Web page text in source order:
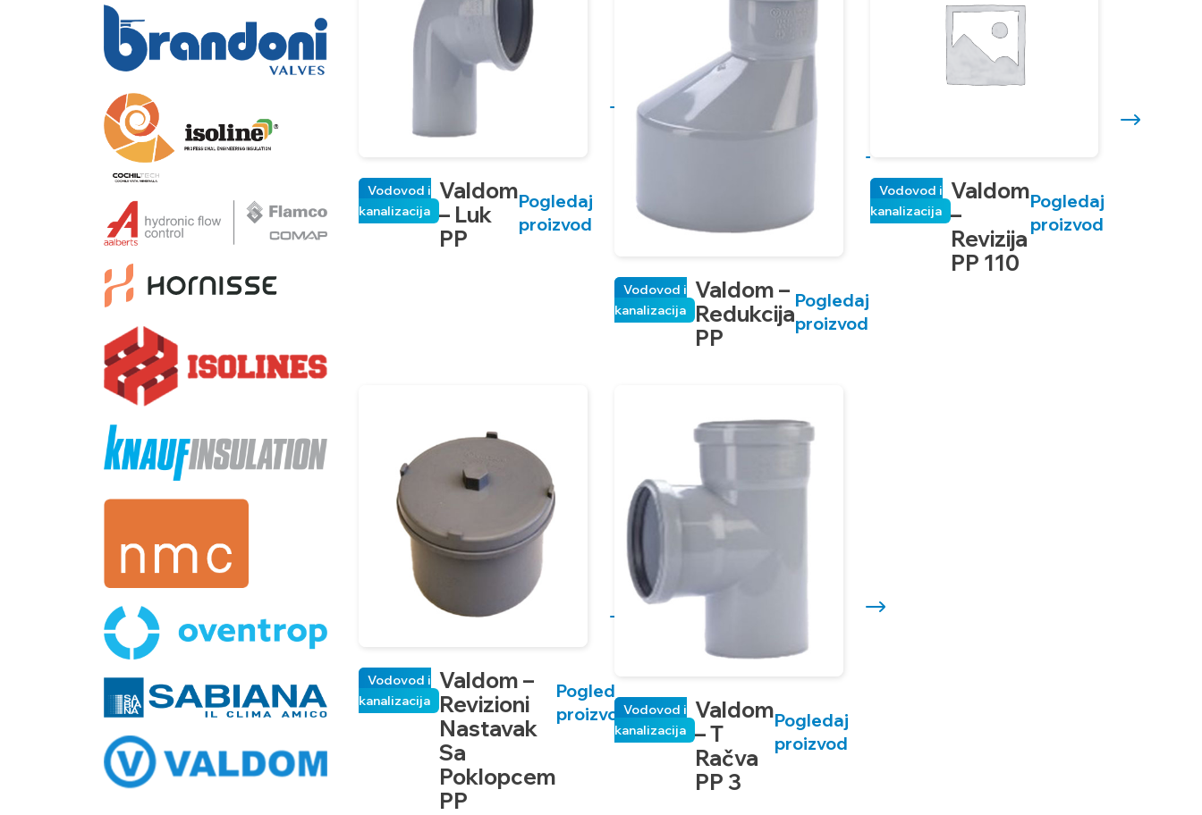
Valdom
– Luk
PP
Vodovod i
kanalizacija
Pogledaj
proizvod
Valdom –
Redukcija
PP
Vodovod i
kanalizacija
Pogledaj
proizvod
Valdom
–
Revizija
PP 110
Vodovod i
kanalizacija
Pogledaj
proizvod
Valdom –
Revizioni
Nastavak
Sa
Poklopcem
PP
Vodovod i
kanalizacija
Pogledaj
proizvod
Valdom
– T
Račva
PP 3
Vodovod i
kanalizacija
Pogledaj
proizvod